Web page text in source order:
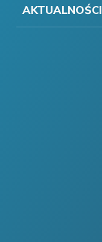
AKTUALNOŚCI